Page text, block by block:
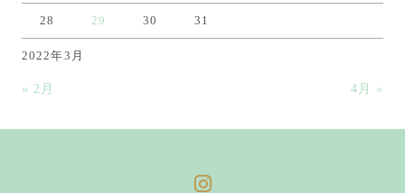
2022年3月
28 29 30 31
« 2月 4月 »